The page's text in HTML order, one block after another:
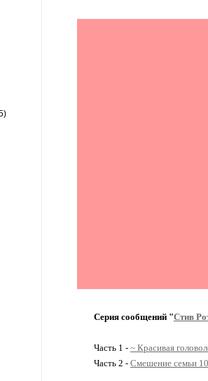
Серия сообщений "Стив
Часть 1 - ~ Красивая
Часть 2 - Смешение семьи
...